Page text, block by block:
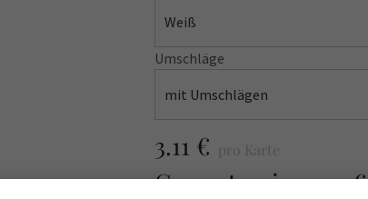
Weiß
Umschläge
mit Umschlägen
3.11 € pro Karte
Gesamtpreis31.10 €